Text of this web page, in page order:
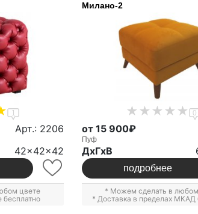
1
Арт.: 2206
42x42x42
цвете
бесплатно
Милано-2
0
от 15 900₽
Пуф
ДxГxВ
подробнее
* Можем сделать в
* Доставка в пределах МКАД